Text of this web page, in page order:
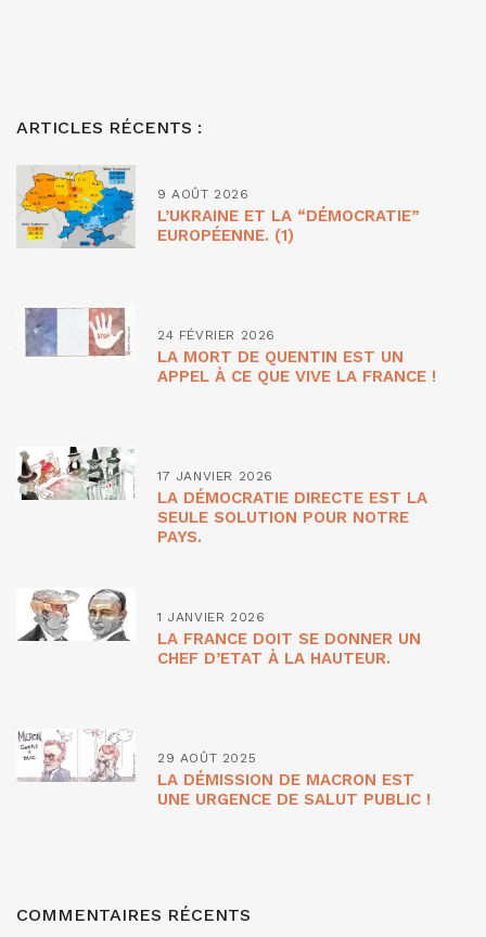
ARTICLES RÉCENTS :
9 AOÛT 2026
L’UKRAINE ET LA “DÉMOCRATIE”
EUROPÉENNE. (1)
24 FÉVRIER 2026
LA MORT DE QUENTIN EST UN
APPEL À CE QUE VIVE LA FRANCE !
17 JANVIER 2026
LA DÉMOCRATIE DIRECTE EST LA
SEULE SOLUTION POUR NOTRE
PAYS.
1 JANVIER 2026
LA FRANCE DOIT SE DONNER UN
CHEF D’ETAT À LA HAUTEUR.
29 AOÛT 2025
LA DÉMISSION DE MACRON EST
UNE URGENCE DE SALUT PUBLIC !
COMMENTAIRES RÉCENTS